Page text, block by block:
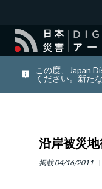
この度、Japan
ください。新た
沿岸被災
掲載 04/16/2011